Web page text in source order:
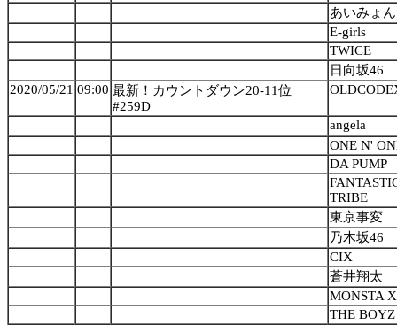
あいみょん
E-girls
TWICE
日向坂46
2020/05/21 09:00 最新！カウントダウン20-11位
#259D
angela
ONE N'
DA PUMP
TRIBE
東京事変
乃木坂46
CIX
蒼井翔太
MONSTA X
THE BOYZ